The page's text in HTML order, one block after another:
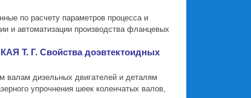
по расчету параметров процесса и
и автоматизации производства фланцевых
Г. Свойства доэвтектоидных
валам дизельных двигателей и деталям
упрочнения шеек коленчатых валов,